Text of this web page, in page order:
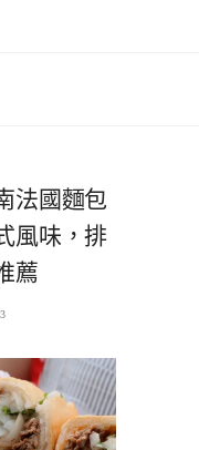
法國麵包
風味，排
薦